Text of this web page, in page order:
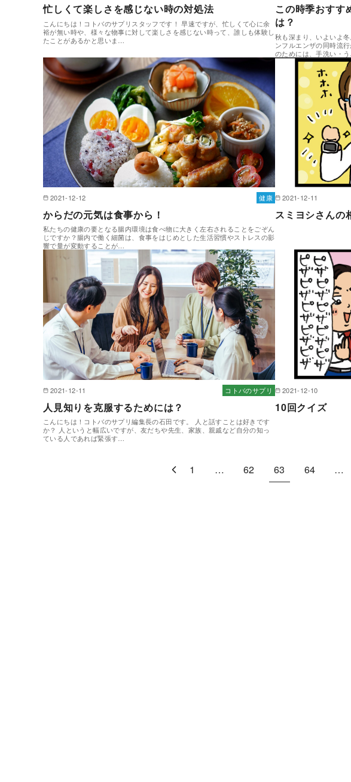
忙しくて楽しさを感じない時の対処法
こんにちは！コトバのサプリスタッフです！ 早速ですが、忙しくて心に余
裕が無い時や、様々な物事に対して楽しさを感じない時って、誰しも体験し
たことがあるかと思いま…
この時季おすす
は？
秋も深まり、いよいよ
ンフルエンザの同時流
のためには、手洗い・
2021-12-12 健康
からだの元気は食事から！
私たちの健康の要となる腸内環境は食べ物に大きく左右されることをごぞん
じですか？腸内で働く細菌は、食事をはじめとした生活習慣やストレスの影
響で量が変動することが…
2021-12-11
スミヨシさんの
2021-12-11 コトバのサプリ
人見知りを克服するためには？
こんにちは！コトバのサプリ編集長の石田です。 人と話すことは好きです
か？ 人というと幅広いですが、友だちや先生、家族、親戚など自分の知っ
ている人であれば緊張す…
2021-12-10
10回クイズ
1 … 62 63 64 …